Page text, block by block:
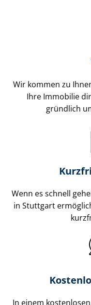
Wir kommen zu
Ihre Immobilie
gründlich
Wenn es schnell
in Stuttgart
In einem